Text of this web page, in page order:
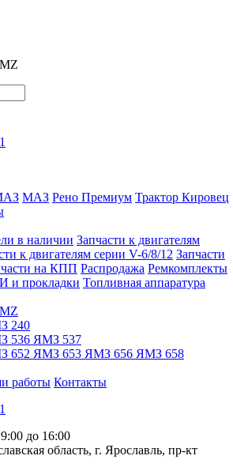
МАЗ Рено Премиум Трактор Кировец
в наличии Запчасти к двигателям
к двигателям серии V-6/8/12 Запчасти
на КПП Распродажа Ремкомплекты
и прокладки Топливная аппаратура
240
536 ЯМЗ 537
652 ЯМЗ 653 ЯМЗ 656 ЯМЗ 658
работы Контакты
до 16:00
область, г. Ярославль, пр-кт